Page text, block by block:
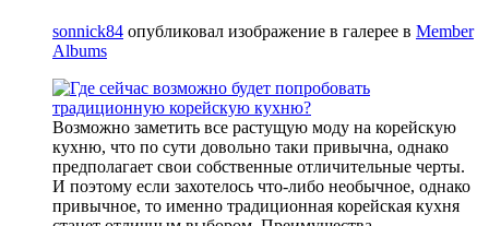
sonnick84 опубликовал изображение в галерее в Member
Albums
Возможно заметить все растущую моду на корейскую
кухню, что по сути довольно таки привычна, однако
предполагает свои собственные отличительные черты.
И поэтому если захотелось что-либо необычное, однако
привычное, то именно традиционная корейская кухня